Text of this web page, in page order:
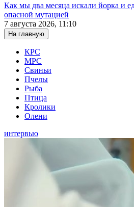
Как мы два месяца искали йорка и
опасной мутацией
7 августа 2026, 11:10
На главную
КРС
МРС
Свиньи
Пчелы
Рыба
Птица
Кролики
Олени
интервью